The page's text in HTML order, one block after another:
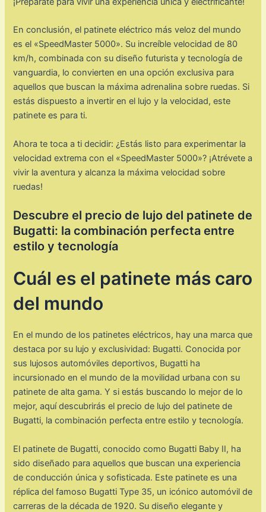
En conclusión, el patinete eléctrico más veloz del mundo
es el «SpeedMaster 5000». Su increíble velocidad de 80
km/h, combinada con su diseño futurista y tecnología de
vanguardia, lo convierten en una opción exclusiva para
aquellos que buscan la máxima adrenalina sobre ruedas. Si
estás dispuesto a invertir en el lujo y la velocidad, este
patinete es para ti.
Ahora te toca a ti decidir: ¿Estás listo para experimentar la
velocidad extrema con el «SpeedMaster 5000»? ¡Atrévete a
vivir la aventura y alcanza la máxima velocidad sobre
ruedas!
Descubre el precio de lujo del patinete de
Bugatti: la combinación perfecta entre
estilo y tecnología
Cuál es el patinete más caro
del mundo
En el mundo de los patinetes eléctricos, hay una marca que
destaca por su lujo y exclusividad: Bugatti. Conocida por
sus lujosos automóviles deportivos, Bugatti ha
incursionado en el mundo de la movilidad urbana con su
patinete de alta gama. Y si estás buscando lo mejor de lo
mejor, aquí descubrirás el precio de lujo del patinete de
Bugatti, la combinación perfecta entre estilo y tecnología.
El patinete de Bugatti, conocido como Bugatti Baby II, ha
sido diseñado para aquellos que buscan una experiencia
de conducción única y sofisticada. Este patinete es una
réplica del famoso Bugatti Type 35, un icónico automóvil de
carreras de la década de 1920. Su diseño elegante y